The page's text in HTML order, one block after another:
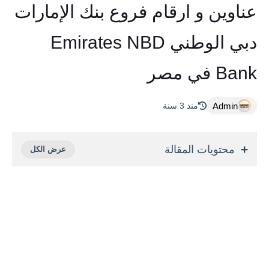
عناوين و ارقام فروع بنك الإمارات
دبي الوطني Emirates NBD
Bank في مصر
Admin منذ 3 سنة
محتويات المقالة